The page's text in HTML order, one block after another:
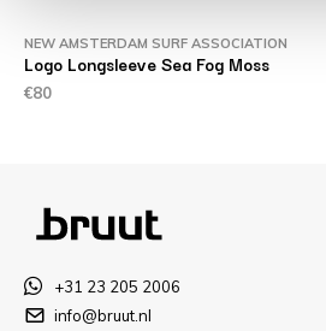
NEW AMSTERDAM SURF ASSOCIATION
Logo Longsleeve Sea Fog Moss
€80
+31 23 205 2006
info@bruut.nl